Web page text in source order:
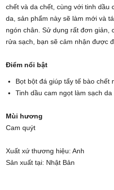
chết và da chết, cùng với tinh dầu
da, sản phẩm này sẽ làm mới và
ngón chân. Sử dụng rất đơn giản,
rửa sạch, bạn sẽ cảm nhận được
Điểm nổi bật
Bọt bột đá giúp tẩy tế bào chết
Tinh dầu cam ngọt làm sạch da
Mùi hương
Cam quýt
Xuất xứ thương hiệu: Anh
Sản xuất tại: Nhật Bản